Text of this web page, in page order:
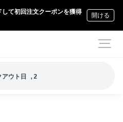
て初回注文クーポンを獲得
開ける
ウト日 , 2